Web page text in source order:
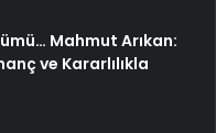
Mahmut Arıkan:
ve Kararlılıkla